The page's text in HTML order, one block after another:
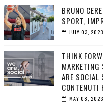
BRUNO
SPORT,
JULY 03, 2023
THINK
ARE
CONTENUTI
MAY 08, 2023